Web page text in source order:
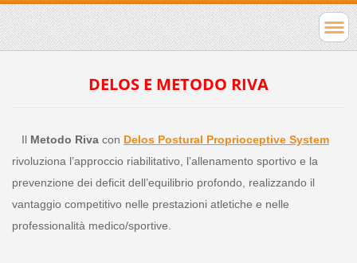
DELOS E METODO RIVA
Il Metodo Rivacon Delos Postural Proprioceptive System
rivoluziona l’approccio riabilitativo, l’allenamento sportivo e la
prevenzione dei deficit dell’equilibrio profondo, realizzando il
vantaggio competitivo nelle prestazioni atletiche e nelle
professionalità medico/sportive.